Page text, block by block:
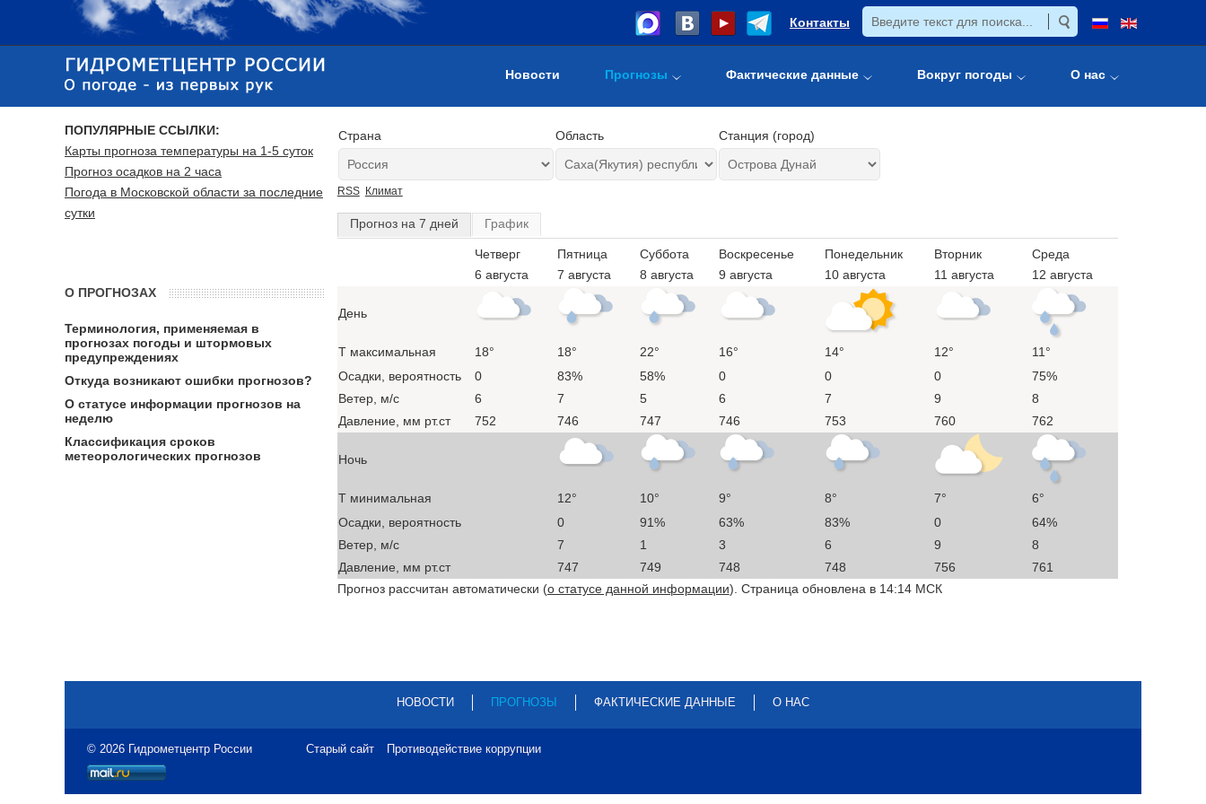
Контакты
Новости Прогнозы Фактические данные Вокруг погоды О нас
Страна Область Станция (город)
RSS Климат
Прогноз на 7 дней График
Четверг
6 августа
Пятница
7 августа
Суббота
8 августа
Воскресенье
9 августа
Понедельник
10 августа
Вторник
11 августа
Среда
12 августа
День
T максимальная 18° 18° 22° 16° 14° 12°
11°
Осадки, вероятность
0 83% 58% 0 0 0
75%
Ветер, м/с
6 7 5 6 7 9
8
Давление, мм рт.ст
752 746 747 746 753 760 762
Ночь
T минимальная 12° 10° 9° 8° 7°
6°
Осадки, вероятность
0 91% 63% 83% 0
64%
Ветер, м/с
7 1 3 6 9
8
Давление, мм рт.ст
747 749 748 748 756
761
Прогноз рассчитан автоматически (о статусе данной информации). Страница обновлена в 14:14 МСК
ПОПУЛЯРНЫЕ ССЫЛКИ:
Карты прогноза температуры на 1-5 суток
Прогноз осадков на 2 часа
Погода в Московской области за последние
сутки
О ПРОГНОЗАХ
Терминология, применяемая в
прогнозах погоды и штормовых
предупреждениях
Откуда возникают ошибки прогнозов?
О статусе информации прогнозов на
неделю
Классификация сроков
метеорологических прогнозов
НОВОСТИ ПРОГНОЗЫ ФАКТИЧЕСКИЕ ДАННЫЕ О НАС
© 2026 Гидрометцентр России Старый сайт Противодействие коррупции